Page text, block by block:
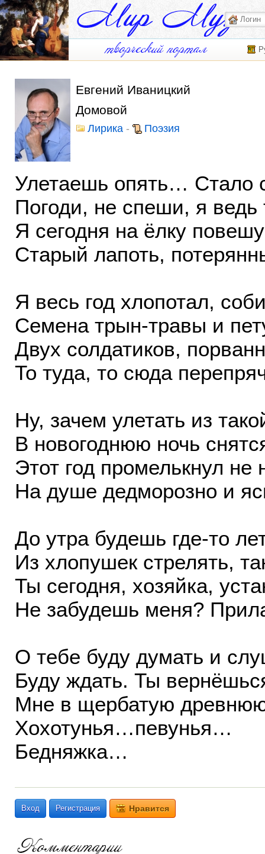
Евгений Иваницкий
Домовой
Лирика - Поэзия
Улетаешь опять… Стало
Погоди, не спеши, я
Я сегодня на ёлку повешу
Старый лапоть,
Я весь год хлопотал,
Семена трын-травы и
Двух солдатиков,
То туда, то сюда
Ну, зачем улетать из
В новогоднюю ночь
Этот год промелькнул не
На душе дедморозно и
До утра будешь где-то
Из хлопушек стрелять,
Ты сегодня, хозяйка,
Не забудешь меня?
О тебе буду думать и
Буду ждать. Ты
Мне в щербатую
Хохотунья…певунья…
Бедняжка…
Вход Регистрация Нравится